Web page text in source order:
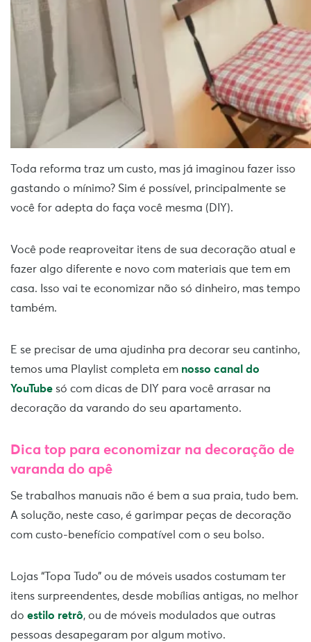
Toda reforma traz um custo, mas já imaginou fazer isso
gastando o mínimo? Sim é possível, principalmente se
você for adepta do faça você mesma (DIY).
Você pode reaproveitar itens de sua decoração atual e
fazer algo diferente e novo com materiais que tem em
casa. Isso vai te economizar não só dinheiro, mas tempo
também.
E se precisar de uma ajudinha pra decorar seu cantinho,
temos uma Playlist completa em nosso canal do
YouTube só com dicas de DIY para você arrasar na
decoração da varando do seu apartamento.
Dica top para economizar na decoração de
varanda do apê
Se trabalhos manuais não é bem a sua praia, tudo bem.
A solução, neste caso, é garimpar peças de decoração
com custo-benefício compatível com o seu bolso.
Lojas “Topa Tudo” ou de móveis usados costumam ter
itens surpreendentes, desde mobílias antigas, no melhor
do estilo retrô, ou de móveis modulados que outras
pessoas desapegaram por algum motivo.